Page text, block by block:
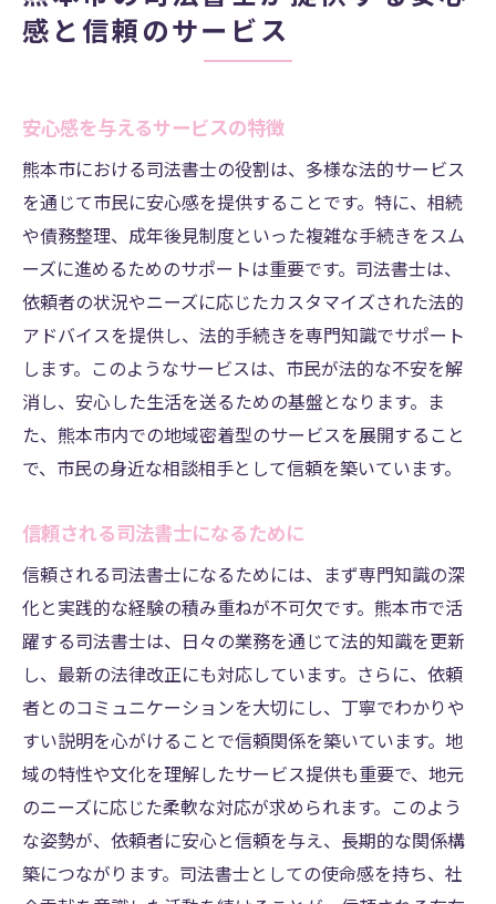
感と信頼のサービス
安心感を与えるサービスの特徴
熊本市における司法書士の役割は、多様な法的サービス
を通じて市民に安心感を提供することです。特に、相続
や債務整理、成年後見制度といった複雑な手続きをスム
ーズに進めるためのサポートは重要です。司法書士は、
依頼者の状況やニーズに応じたカスタマイズされた法的
アドバイスを提供し、法的手続きを専門知識でサポート
します。このようなサービスは、市民が法的な不安を解
消し、安心した生活を送るための基盤となります。ま
た、熊本市内での地域密着型のサービスを展開すること
で、市民の身近な相談相手として信頼を築いています。
信頼される司法書士になるために
信頼される司法書士になるためには、まず専門知識の深
化と実践的な経験の積み重ねが不可欠です。熊本市で活
躍する司法書士は、日々の業務を通じて法的知識を更新
し、最新の法律改正にも対応しています。さらに、依頼
者とのコミュニケーションを大切にし、丁寧でわかりや
すい説明を心がけることで信頼関係を築いています。地
域の特性や文化を理解したサービス提供も重要で、地元
のニーズに応じた柔軟な対応が求められます。このよう
な姿勢が、依頼者に安心と信頼を与え、長期的な関係構
築につながります。司法書士としての使命感を持ち、社